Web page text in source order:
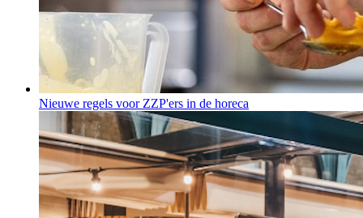
Nieuwe regels voor ZZP'ers in de horeca